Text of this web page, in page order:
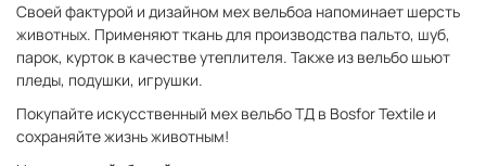
Своей фактурой и дизайном мех вельбоа напоминает шерсть
животных. Применяют ткань для производства пальто, шуб,
парок, курток в качестве утеплителя. Также из вельбо шьют
пледы, подушки, игрушки.
Покупайте искусственный мех вельбо ТД в Bosfor Textile и
сохраняйте жизнь животным!